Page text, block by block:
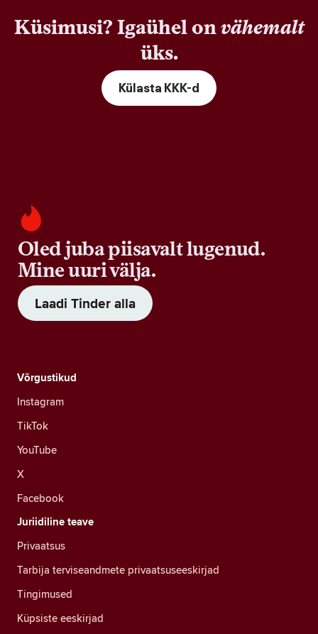
Küsimusi? Igaühel onvähemalt
üks.
Külasta KKK-d
Oled juba piisavalt lugenud.
Mine uuri välja.
Laadi Tinder alla
Võrgustikud
Instagram
TikTok
YouTube
X
Facebook
Juriidiline teave
Privaatsus
Tarbija terviseandmete privaatsuseeskirjad
Tingimused
Küpsiste eeskirjad